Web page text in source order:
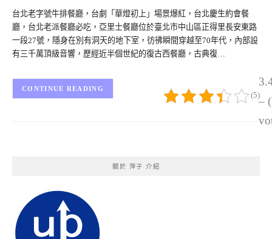
台北老字號牛排餐廳，台劇「華燈初上」場景爆紅，台北慶生約會餐
廳，台北老派餐廳必吃，亞里士餐廳位於臺北市中山區正得里長安東路
一段27號，隱身在別有洞天的地下室，彷彿瞬間穿越至70年代，內部設
有三千萬頂級音響，歷經近半個世紀的復古西餐廳，古典復…
–
(5)
CONTINUE READING
關於 萍子 介紹